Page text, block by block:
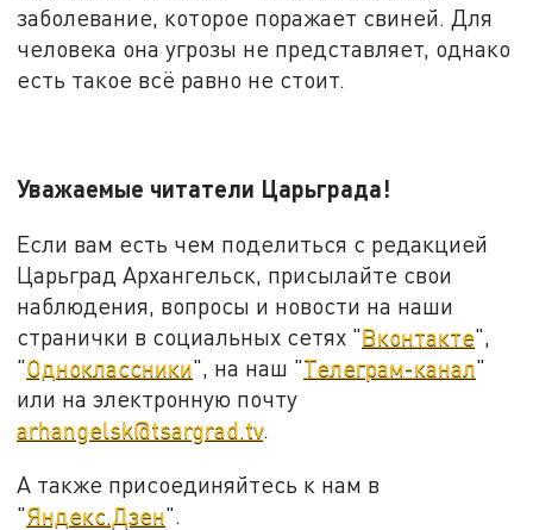
заболевание, которое поражает свиней. Для
человека она угрозы не представляет, однако
есть такое всё равно не стоит.
Уважаемые читатели Царьграда!
Если вам есть чем поделиться с редакцией
Царьград Архангельск, присылайте свои
наблюдения, вопросы и новости на наши
странички в социальных сетях "Вконтакте",
"Одноклассники", на наш "Телеграм-канал"
или на электронную почту
arhangelsk@tsargrad.tv.
А также присоединяйтесь к нам в
"Яндекс.Дзен".